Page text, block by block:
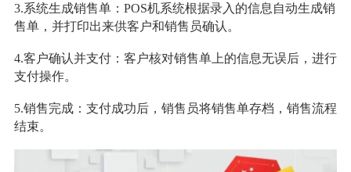
3.系统生成销售单：POS机系统根据录入的信息自动生成销
售单，并打印出来供客户和销售员确认。
4.客户确认并支付：客户核对销售单上的信息无误后，进行
支付操作。
5.销售完成：支付成功后，销售员将销售单存档，销售流程
结束。